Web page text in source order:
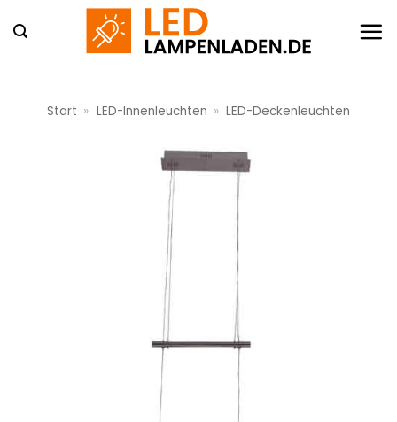
Inhalt
Start » LED-Innenleuchten » LED-Deckenleuchten